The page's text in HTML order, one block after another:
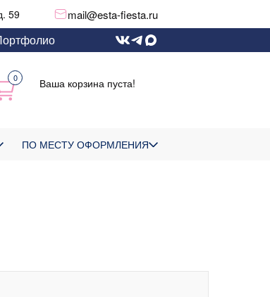
59 mail@esta-fiesta.ru
0 Ваша корзина пуста!
ПО МЕСТУ ОФОРМЛЕНИЯ